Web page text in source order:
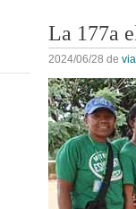
La 177a
2024/06/28 de